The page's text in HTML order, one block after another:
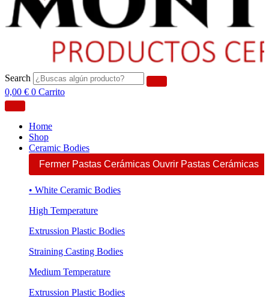
Search
0,00 € 0 Carrito
Home
Shop
Ceramic Bodies
Fermer Pastas Cerámicas Ouvrir Pastas Cerámicas
• White Ceramic Bodies
High Temperature
Extrussion Plastic Bodies
Straining Casting Bodies
Medium Temperature
Extrussion Plastic Bodies